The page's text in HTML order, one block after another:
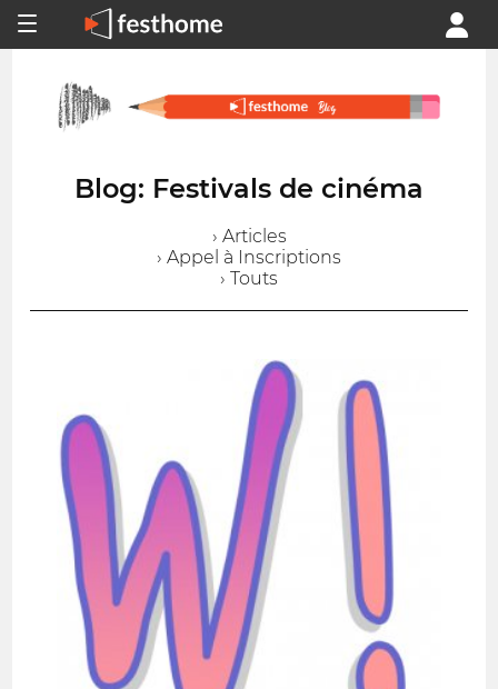
Blog: Festivals de cinéma
› Articles
› Appel à Inscriptions
› Touts